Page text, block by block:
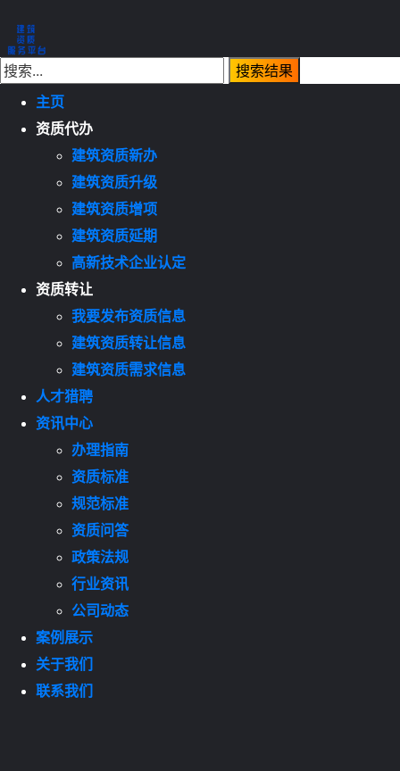
主页
资质代办
建筑资质新办
建筑资质升级
建筑资质增项
建筑资质延期
高新技术企业认定
资质转让
我要发布资质信息
建筑资质转让信息
建筑资质需求信息
人才猎聘
资讯中心
办理指南
资质标准
规范标准
资质问答
政策法规
行业资讯
公司动态
案例展示
关于我们
联系我们